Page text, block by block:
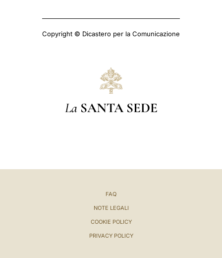
Copyright © Dicastero per la Comunicazione
La SANTA SEDE
FAQ
NOTE LEGALI
COOKIE POLICY
PRIVACY POLICY